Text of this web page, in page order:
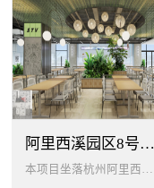
阿里西溪园区8号楼1层餐厅
本项目坐落杭州阿里西溪园区8号楼一层，以绿色生机 + 年轻基因为核心，打造「活力聚场」复合型员工餐厅。兼顾多人群用餐需求...